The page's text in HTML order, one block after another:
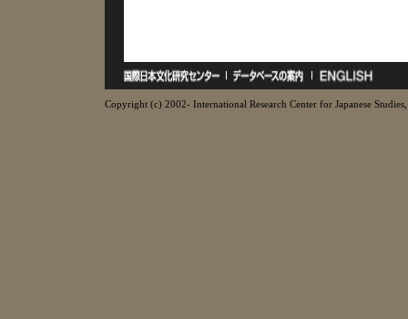
Copyright (c) 2002- International Research Center for Japanese